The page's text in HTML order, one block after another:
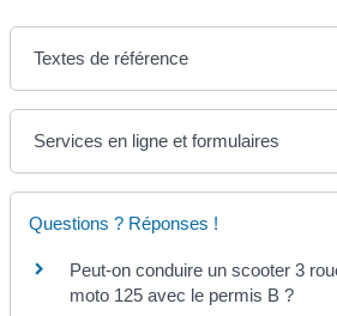
Textes de référence
Services en ligne et formulaires
Questions ? Réponses !
Peut-on conduire un scooter 3
moto 125 avec le permis B ?